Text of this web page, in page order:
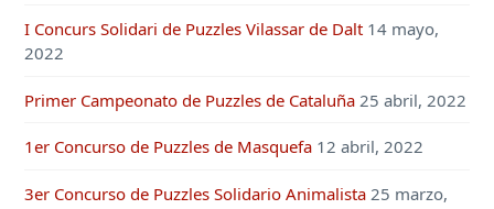
I Concurs Solidari de Puzzles Vilassar de Dalt 14 mayo,
2022
Primer Campeonato de Puzzles de Cataluña 25 abril, 2022
1er Concurso de Puzzles de Masquefa 12 abril, 2022
3er Concurso de Puzzles Solidario Animalista 25 marzo,